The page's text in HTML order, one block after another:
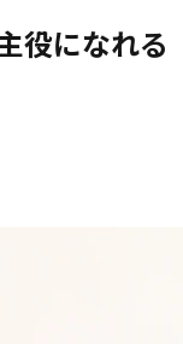
役になれる